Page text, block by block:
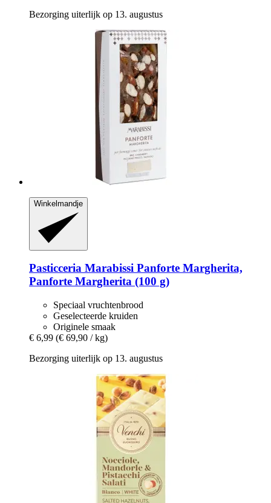
Bezorging uiterlijk op 13. augustus
Winkelmandje
Pasticceria Marabissi Panforte Margherita,
Panforte Margherita (100 g)
Speciaal vruchtenbrood
Geselecteerde kruiden
Originele smaak
€ 6,99 (€ 69,90 / kg)
Bezorging uiterlijk op 13. augustus